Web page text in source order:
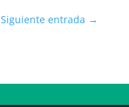
Siguiente entrada →